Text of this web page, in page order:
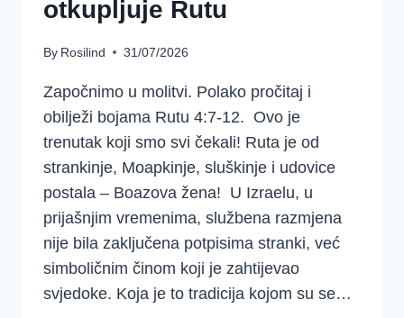
otkupljuje Rutu
By Rosilind 31/07/2026
Započnimo u molitvi. Polako pročitaj i
obilježi bojama Rutu 4:7-12. Ovo je
trenutak koji smo svi čekali! Ruta je od
strankinje, Moapkinje, sluškinje i udovice
postala – Boazova žena! U Izraelu, u
prijašnjim vremenima, službena razmjena
nije bila zaključena potpisima stranki, već
simboličnim činom koji je zahtijevao
svjedoke. Koja je to tradicija kojom su se…